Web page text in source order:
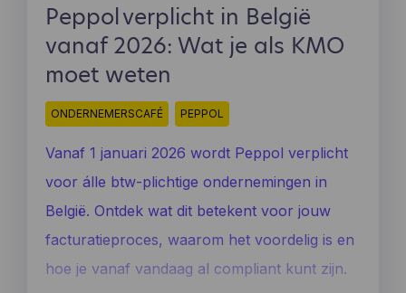
Peppol verplicht in België
vanaf 2026: Wat je als KMO
moet weten
ONDERNEMERSCAFÉ PEPPOL
Vanaf 1 januari 2026 wordt Peppol verplicht
voor álle btw-plichtige ondernemingen in
België. Ontdek wat dit betekent voor jouw
facturatieproces, waarom het voordelig is en
hoe je vanaf vandaag al compliant kunt zijn.